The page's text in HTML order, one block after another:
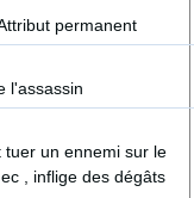
permanent
l'assassin
tuer un ennemi sur le
, inflige des dégâts